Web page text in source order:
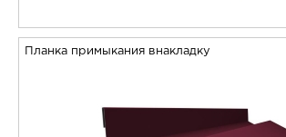
Планка примыкания внакладку